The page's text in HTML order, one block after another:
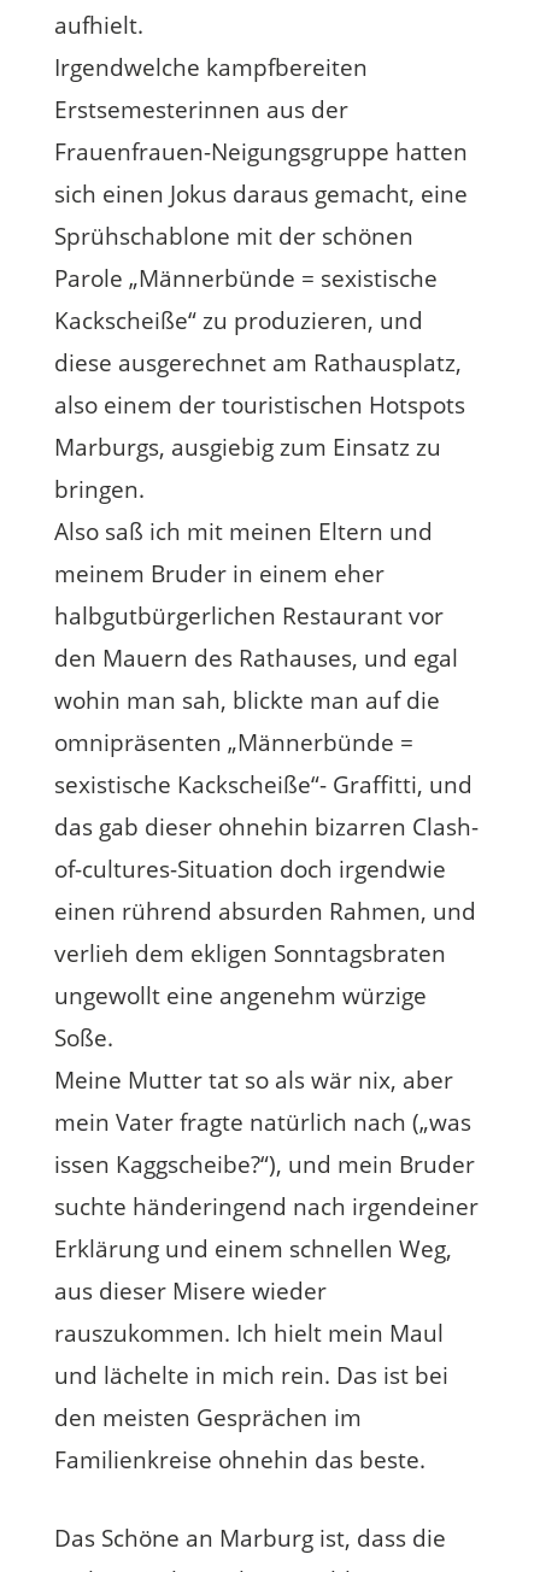
aufhielt.
Irgendwelche kampfbereiten
Erstsemesterinnen aus der
Frauenfrauen-Neigungsgruppe hatten
sich einen Jokus daraus gemacht, eine
Sprühschablone mit der schönen
Parole „Männerbünde = sexistische
Kackscheiße“ zu produzieren, und
diese ausgerechnet am Rathausplatz,
also einem der touristischen Hotspots
Marburgs, ausgiebig zum Einsatz zu
bringen.
Also saß ich mit meinen Eltern und
meinem Bruder in einem eher
halbgutbürgerlichen Restaurant vor
den Mauern des Rathauses, und egal
wohin man sah, blickte man auf die
omnipräsenten „Männerbünde =
sexistische Kackscheiße“- Graffitti, und
das gab dieser ohnehin bizarren Clash-
of-cultures-Situation doch irgendwie
einen rührend absurden Rahmen, und
verlieh dem ekligen Sonntagsbraten
ungewollt eine angenehm würzige
Soße.
Meine Mutter tat so als wär nix, aber
mein Vater fragte natürlich nach („was
issen Kaggscheibe?“), und mein Bruder
suchte händeringend nach irgendeiner
Erklärung und einem schnellen Weg,
aus dieser Misere wieder
rauszukommen. Ich hielt mein Maul
und lächelte in mich rein. Das ist bei
den meisten Gesprächen im
Familienkreise ohnehin das beste.
Das Schöne an Marburg ist, dass die